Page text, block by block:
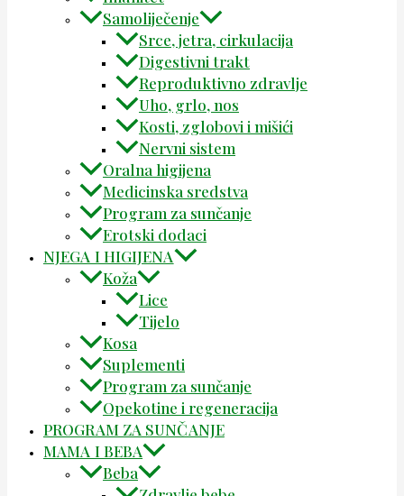
Samoliječenje
Srce, jetra, cirkulacija
Digestivni trakt
Reproduktivno zdravlje
Uho, grlo, nos
Kosti, zglobovi i mišići
Nervni sistem
Oralna higijena
Medicinska sredstva
Program za sunčanje
Erotski dodaci
NJEGA I HIGIJENA
Koža
Lice
Tijelo
Kosa
Suplementi
Program za sunčanje
Opekotine i regeneracija
PROGRAM ZA SUNČANJE
MAMA I BEBA
Beba